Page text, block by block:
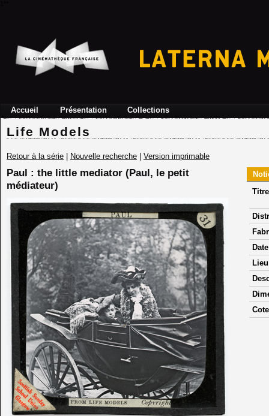
Accueil Présentation Collections
Life Models
Retour à la série Nouvelle recherche Version imprimable
Paul : the little mediator (Paul, le petit
médiateur)
Titre
Date
Cote